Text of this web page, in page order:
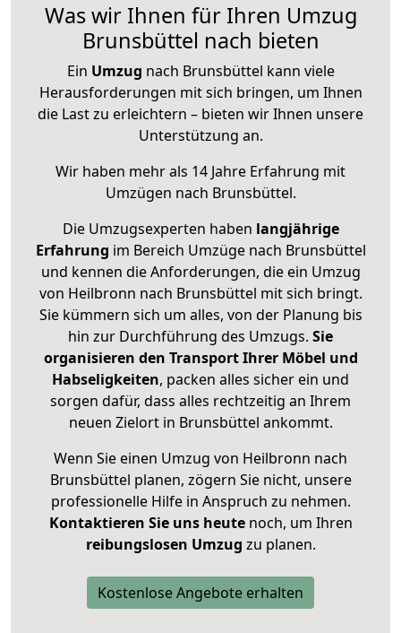
Was wir Ihnen für Ihren Umzug
Brunsbüttel nach bieten
Ein Umzug nach Brunsbüttel kann viele
Herausforderungen mit sich bringen, um Ihnen
die Last zu erleichtern – bieten wir Ihnen unsere
Unterstützung an.
Wir haben mehr als 14 Jahre Erfahrung mit
Umzügen nach Brunsbüttel.
Die Umzugsexperten haben langjährige
Erfahrung im Bereich Umzüge nach Brunsbüttel
und kennen die Anforderungen, die ein Umzug
von Heilbronn nach Brunsbüttel mit sich bringt.
Sie kümmern sich um alles, von der Planung bis
hin zur Durchführung des Umzugs. Sie
organisieren den Transport Ihrer Möbel und
Habseligkeiten, packen alles sicher ein und
sorgen dafür, dass alles rechtzeitig an Ihrem
neuen Zielort in Brunsbüttel ankommt.
Wenn Sie einen Umzug von Heilbronn nach
Brunsbüttel planen, zögern Sie nicht, unsere
professionelle Hilfe in Anspruch zu nehmen.
Kontaktieren Sie uns heutenoch, um Ihren
reibungslosen Umzug zu planen.
Kostenlose Angebote erhalten